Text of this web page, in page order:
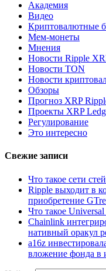
Академия
Видео
Криптовалютные
Мем-монеты
Мнения
Новости Ripple
Новости TON
Новости
Обзоры
Прогноз XRP
Проекты XRP
Регулирование
Это интересно
Свежие записи
Что такое сети
Ripple выходит в
приобретение
Что такое
Chainlink
нативный оракул
a16z
вложение фонда в